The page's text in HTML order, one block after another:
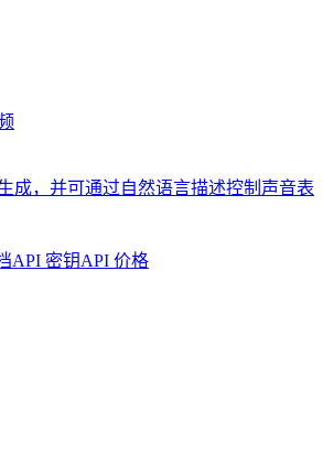
成，并可通过自然语言描述控制声音表
API 密钥API 价格